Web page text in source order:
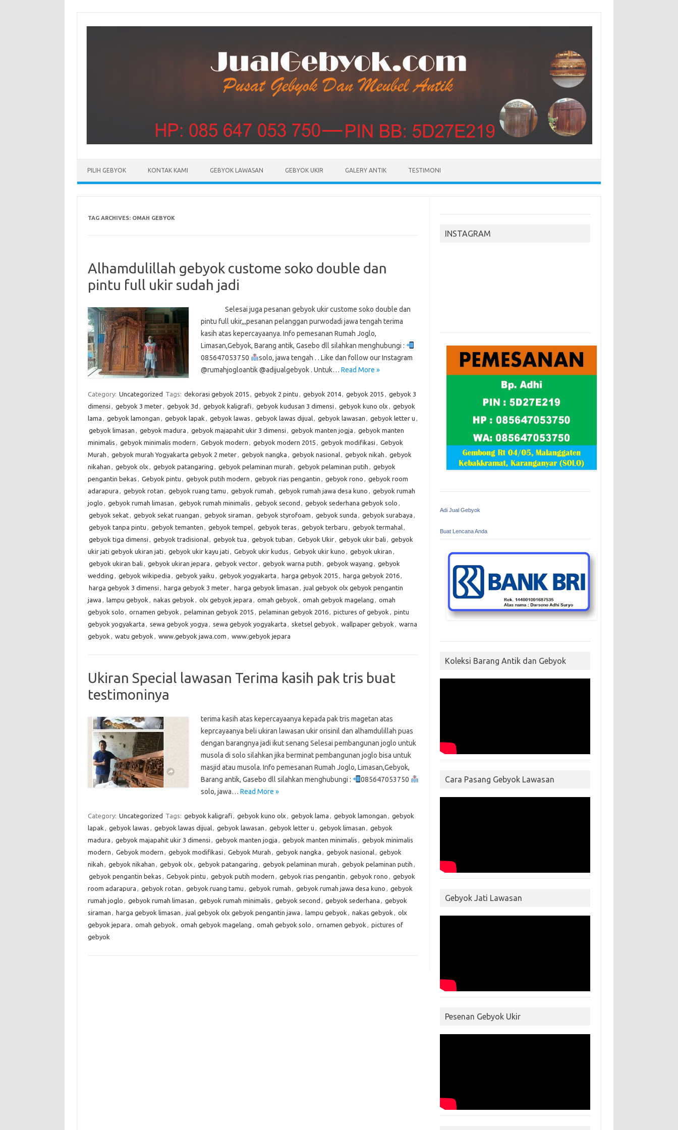
PILIH GEBYOK KONTAK KAMI GEBYOK LAWASAN GEBYOK UKIR GALERY ANTIK TESTIMONI
TAG ARCHIVES: OMAH GEBYOK
Alhamdulillah gebyok custome soko double dan
pintu full ukir sudah jadi
Selesai juga pesanan gebyok ukir custome soko double dan
pintu full ukir,,,pesanan pelanggan purwodadi jawa tengah terima
kasih atas kepercayaanya. Info pemesanan Rumah Joglo,
Limasan,Gebyok, Barang antik, Gasebo dll silahkan menghubungi :
085647053750
solo, jawa tengah . . Like dan follow our Instagram
@rumahjogloantik @adijualgebyok . Untuk… Read More »
Category: Uncategorized Tags: dekorasi gebyok 2015 , gebyok 2 pintu , gebyok 2014, gebyok 2015 , gebyok 3
dimensi , gebyok 3 meter, gebyok 3d , gebyok kaligrafi, gebyok kudusan 3 dimensi , gebyok kuno olx , gebyok
lama , gebyok lamongan , gebyok lapak , gebyok lawas , gebyok lawas dijual, gebyok lawasan , gebyok letter u ,
gebyok limasan , gebyok madura , gebyok majapahit ukir 3 dimensi , gebyok manten jogja , gebyok manten
minimalis , gebyok minimalis modern , Gebyok modern , gebyok modern 2015 , gebyok modifikasi , Gebyok
Murah , gebyok murah Yogyakarta gebyok 2 meter, gebyok nangka , gebyok nasional, gebyok nikah , gebyok
nikahan , gebyok olx , gebyok patangaring , gebyok pelaminan murah , gebyok pelaminan putih , gebyok
pengantin bekas , Gebyok pintu , gebyok putih modern , gebyok rias pengantin , gebyok rono , gebyok room
adarapura , gebyok rotan , gebyok ruang tamu , gebyok rumah , gebyok rumah jawa desa kuno , gebyok rumah
joglo , gebyok rumah limasan , gebyok rumah minimalis , gebyok second , gebyok sederhana gebyok solo ,
gebyok sekat, gebyok sekat ruangan , gebyok siraman , gebyok styrofoam , gebyok sunda , gebyok surabaya ,
gebyok tanpa pintu , gebyok temanten , gebyok tempel, gebyok teras , gebyok terbaru , gebyok termahal,
gebyok tiga dimensi , gebyok tradisional, gebyok tua , gebyok tuban , Gebyok Ukir, gebyok ukir bali , gebyok
ukir jati gebyok ukiran jati , gebyok ukir kayu jati , Gebyok ukir kudus , Gebyok ukir kuno , gebyok ukiran ,
gebyok ukiran bali , gebyok ukiran jepara , gebyok vector, gebyok warna putih , gebyok wayang , gebyok
wedding , gebyok wikipedia , gebyok yaiku , gebyok yogyakarta , harga gebyok 2015 , harga gebyok 2016,
harga gebyok 3 dimensi , harga gebyok 3 meter, harga gebyok limasan , jual gebyok olx gebyok pengantin
jawa , lampu gebyok , nakas gebyok , olx gebyok jepara , omah gebyok , omah gebyok magelang , omah
gebyok solo , ornamen gebyok , pelaminan gebyok 2015 , pelaminan gebyok 2016, pictures of gebyok , pintu
gebyok yogyakarta , sewa gebyok yogya , sewa gebyok yogyakarta , sketsel gebyok , wallpaper gebyok , warna
gebyok , watu gebyok , www.gebyok jawa.com , www.gebyok jepara
Ukiran Special lawasan Terima kasih pak tris buat
testimoninya
terima kasih atas kepercayaanya kepada pak tris magetan atas
keprcayaanya beli ukiran lawasan ukir orisinil dan alhamdulillah puas
dengan barangnya jadi ikut senang Selesai pembangunan joglo untuk
musola di solo silahkan jika berminat pembangunan joglo bisa untuk
masjid atau musola. Info pemesanan Rumah Joglo, Limasan,Gebyok,
Barang antik, Gasebo dll silahkan menghubungi :
085647053750
solo, jawa… Read More »
Category: Uncategorized Tags: gebyok kaligrafi, gebyok kuno olx , gebyok lama , gebyok lamongan , gebyok
lapak , gebyok lawas , gebyok lawas dijual, gebyok lawasan , gebyok letter u , gebyok limasan , gebyok
madura , gebyok majapahit ukir 3 dimensi , gebyok manten jogja , gebyok manten minimalis , gebyok minimalis
modern , Gebyok modern , gebyok modifikasi , Gebyok Murah , gebyok nangka , gebyok nasional, gebyok
nikah , gebyok nikahan , gebyok olx , gebyok patangaring , gebyok pelaminan murah , gebyok pelaminan putih ,
gebyok pengantin bekas , Gebyok pintu , gebyok putih modern , gebyok rias pengantin , gebyok rono , gebyok
room adarapura , gebyok rotan , gebyok ruang tamu , gebyok rumah , gebyok rumah jawa desa kuno , gebyok
rumah joglo , gebyok rumah limasan , gebyok rumah minimalis , gebyok second , gebyok sederhana , gebyok
siraman , harga gebyok limasan , jual gebyok olx gebyok pengantin jawa , lampu gebyok , nakas gebyok , olx
gebyok jepara , omah gebyok , omah gebyok magelang , omah gebyok solo , ornamen gebyok , pictures of
gebyok
INSTAGRAM
Adi Jual Gebyok
Buat Lencana Anda
Koleksi Barang Antik dan Gebyok
Cara Pasang Gebyok Lawasan
Gebyok Jati Lawasan
Pesenan Gebyok Ukir